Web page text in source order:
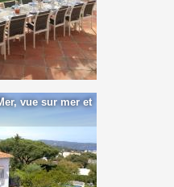
vue sur mer et